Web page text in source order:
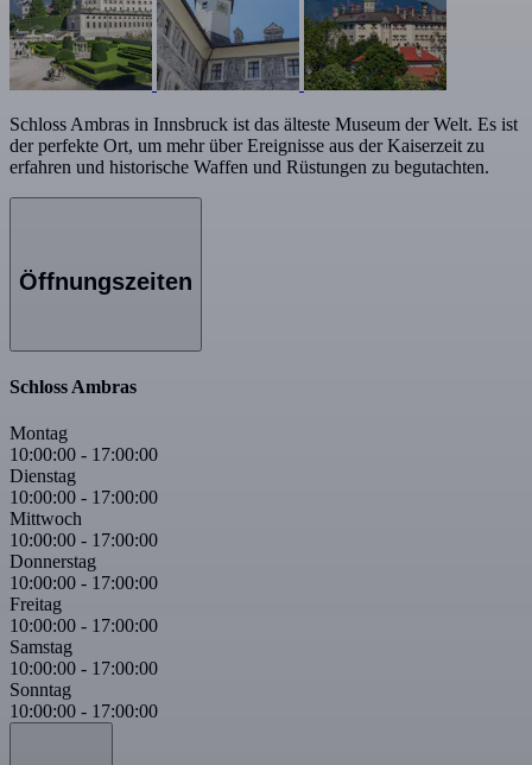
Schloss Ambras in Innsbruck ist das älteste Museum der Welt. Es ist
der perfekte Ort, um mehr über Ereignisse aus der Kaiserzeit zu
erfahren und historische Waffen und Rüstungen zu begutachten.
Öffnungszeiten
Schloss Ambras
Montag
10:00:00 - 17:00:00
Dienstag
10:00:00 - 17:00:00
Mittwoch
10:00:00 - 17:00:00
Donnerstag
10:00:00 - 17:00:00
Freitag
10:00:00 - 17:00:00
Samstag
10:00:00 - 17:00:00
Sonntag
10:00:00 - 17:00:00